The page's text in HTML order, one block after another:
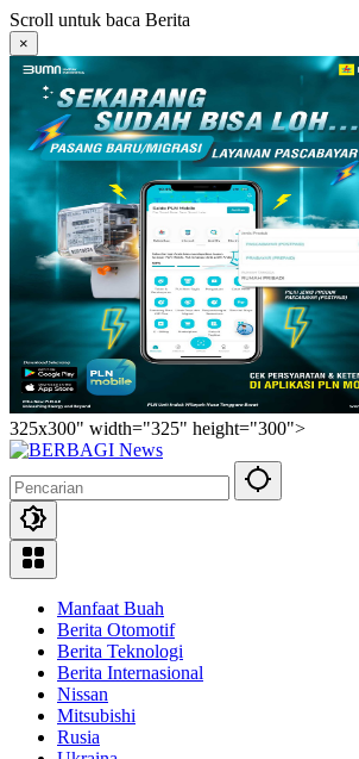
Langsung
ke
konten
Scroll untuk baca Berita
×
325x300" width="325" height="300">
Manfaat Buah
Berita Otomotif
Berita Teknologi
Berita Internasional
Nissan
Mitsubishi
Rusia